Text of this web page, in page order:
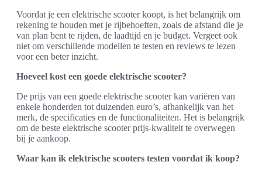
Voordat je een elektrische scooter koopt, is het belangrijk om
rekening te houden met je rijbehoeften, zoals de afstand die je
van plan bent te rijden, de laadtijd en je budget. Vergeet ook
niet om verschillende modellen te testen en reviews te lezen
voor een beter inzicht.
Hoeveel kost een goede elektrische scooter?
De prijs van een goede elektrische scooter kan variëren van
enkele honderden tot duizenden euro’s, afhankelijk van het
merk, de specificaties en de functionaliteiten. Het is belangrijk
om de beste elektrische scooter prijs-kwaliteit te overwegen
bij je aankoop.
Waar kan ik elektrische scooters testen voordat ik koop?